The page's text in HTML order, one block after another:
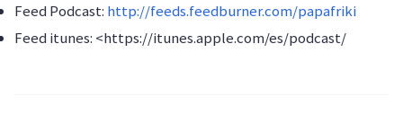
Feed Podcast: http://feeds.feedburner.com/papafriki
Feed itunes: <https://itunes.apple.com/es/podcast/